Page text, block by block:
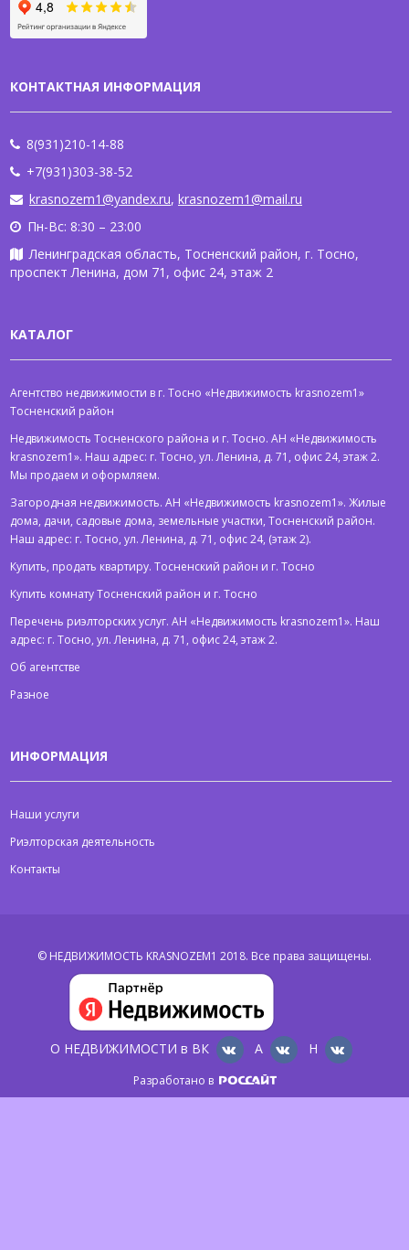
КОНТАКТНАЯ ИНФОРМАЦИЯ
8(931)210-14-88
+7(931)303-38-52
krasnozem1@yandex.ru, krasnozem1@mail.ru
Пн-Вс: 8:30 – 23:00
Ленинградская область, Тосненский район, г. Тосно,
проспект Ленина, дом 71, офис 24, этаж 2
КАТАЛОГ
Агентство недвижимости в г. Тосно «Недвижимость krasnozem1»
Тосненский район
Недвижимость Тосненского района и г. Тосно. АН «Недвижимость
krasnozem1». Наш адрес: г. Тосно, ул. Ленина, д. 71, офис 24, этаж 2.
Мы продаем и оформляем.
Загородная недвижимость. АН «Недвижимость krasnozem1». Жилые
дома, дачи, садовые дома, земельные участки, Тосненский район.
Наш адрес: г. Тосно, ул. Ленина, д. 71, офис 24, (этаж 2).
Купить, продать квартиру. Тосненский район и г. Тосно
Купить комнату Тосненский район и г. Тосно
Перечень риэлторских услуг. АН «Недвижимость krasnozem1». Наш
адрес: г. Тосно, ул. Ленина, д. 71, офис 24, этаж 2.
Об агентстве
Разное
ИНФОРМАЦИЯ
Наши услуги
Риэлторская деятельность
Контакты
© НЕДВИЖИМОСТЬ KRASNOZEM1 2018. Все права защищены.
О НЕДВИЖИМОСТИ в ВК А Н
Разработано в